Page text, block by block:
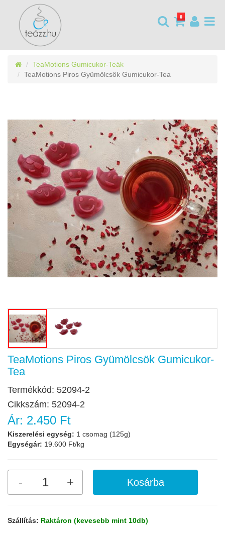
0
TeaMotions Gumicukor-Teák
TeaMotions Piros Gyümölcsök Gumicukor-Tea
TeaMotions Piros Gyümölcsök Gumicukor-
Tea
Termékkód: 52094-2
Cikkszám: 52094-2
Ár: 2.450 Ft
Kiszerelési egység: 1 csomag (125g)
Egységár: 19.600 Ft/kg
Szállítás: Raktáron (kevesebb mint 10db)